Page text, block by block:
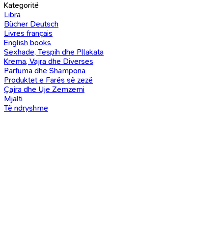
Kategoritë
Libra
Bücher Deutsch
Livres français
English books
Sexhade, Tespih dhe Pllakata
Krema, Vajra dhe Diverses
Parfuma dhe Shampona
Produktet e Farës së zezë
Çajra dhe Uje Zemzemi
Mjalti
Të ndryshme